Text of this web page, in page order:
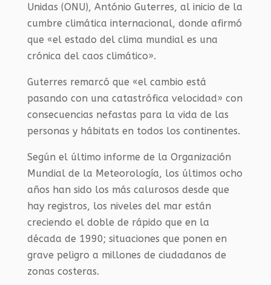
Unidas (ONU), António Guterres, al inicio de la
cumbre climática internacional, donde afirmó
que «el estado del clima mundial es una
crónica del caos climático».
Guterres remarcó que «el cambio está
pasando con una catastrófica velocidad» con
consecuencias nefastas para la vida de las
personas y hábitats en todos los continentes.
Según el último informe de la Organización
Mundial de la Meteorología, los últimos ocho
años han sido los más calurosos desde que
hay registros, los niveles del mar están
creciendo el doble de rápido que en la
década de 1990; situaciones que ponen en
grave peligro a millones de ciudadanos de
zonas costeras.